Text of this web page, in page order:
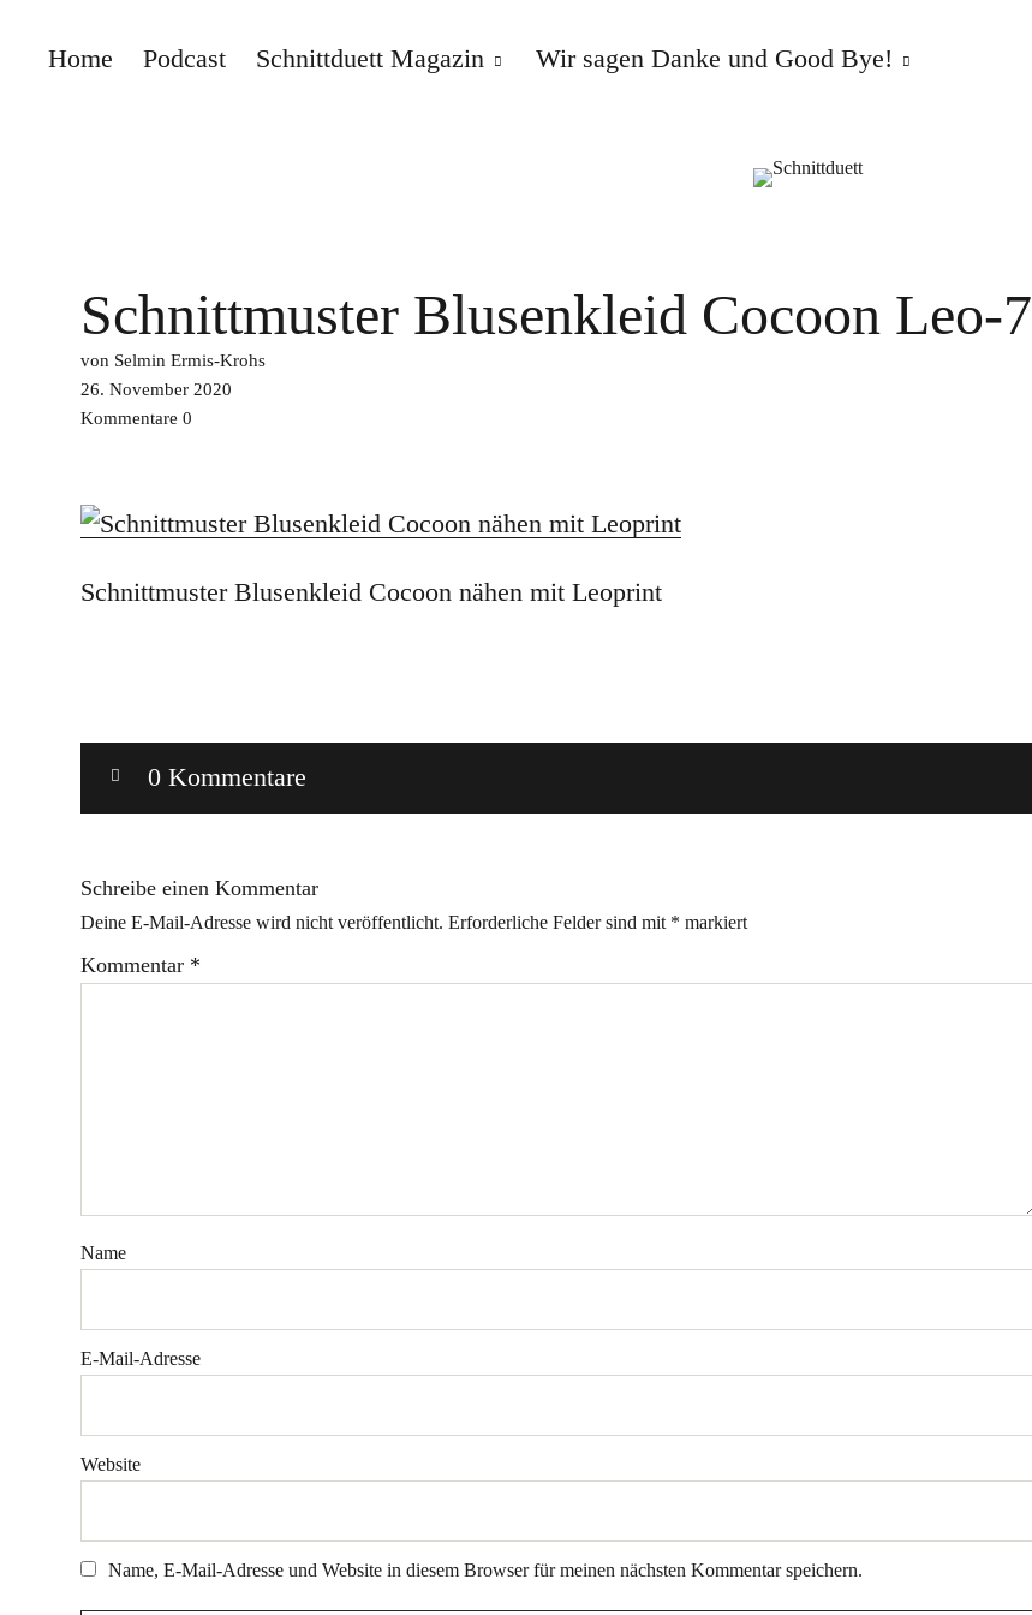
Home Podcast Schnittduett Magazin Wir sagen Danke und Good Bye!
Schnittmuster Blusenkleid Cocoon Leo-7
von Selmin Ermis-Krohs
26. November 2020
Kommentare 0
Schnittmuster Blusenkleid Cocoon nähen mit Leoprint
0 Kommentare
Schreibe einen Kommentar
Deine E-Mail-Adresse wird nicht veröffentlicht. Erforderliche Felder sind mit * markiert
Kommentar *
Name
E-Mail-Adresse
Website
Name, E-Mail-Adresse und Website in diesem Browser für meinen nächsten Kommentar speichern.